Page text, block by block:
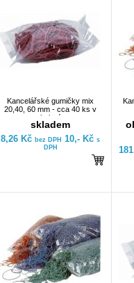
Kancelářské gumičky mix
20,40, 60 mm - cca 40 ks v
balení
skladem
8,26 Kč bez DPH 10,- Kč s
DPH